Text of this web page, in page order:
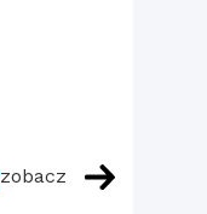
zobacz